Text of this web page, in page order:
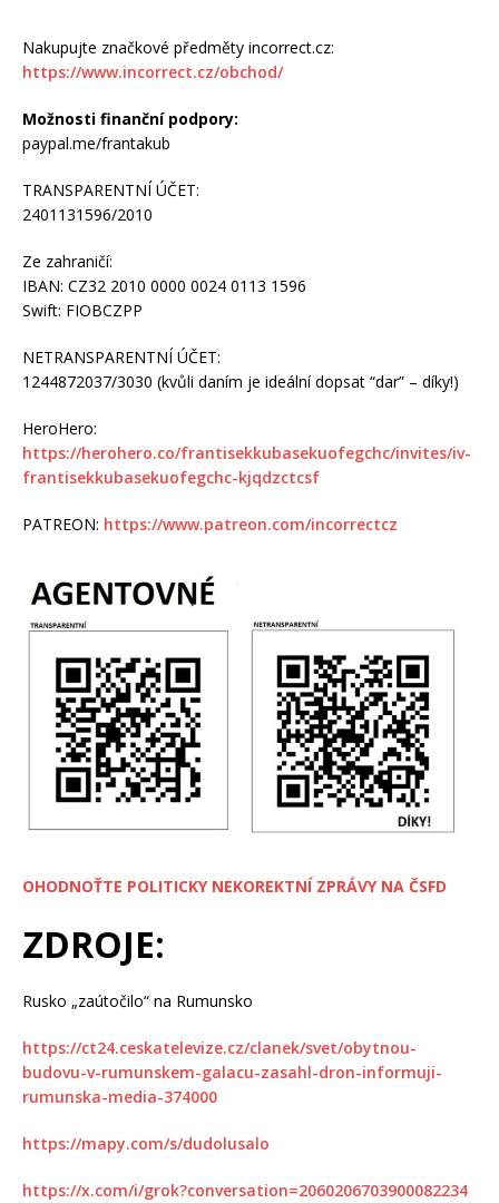
Nakupujte značkové předměty incorrect.cz:
https://www.incorrect.cz/obchod/
Možnosti finanční podpory:
paypal.me/frantakub
TRANSPARENTNÍ ÚČET:
2401131596/2010
Ze zahraničí:
IBAN: CZ32 2010 0000 0024 0113 1596
Swift: FIOBCZPP
NETRANSPARENTNÍ ÚČET:
1244872037/3030 (kvůli daním je ideální dopsat “dar” – díky!)
HeroHero:
https://herohero.co/frantisekkubasekuofegchc/invites/iv-
frantisekkubasekuofegchc-kjqdzctcsf
PATREON: https://www.patreon.com/incorrectcz
OHODNOŤTE POLITICKY NEKOREKTNÍ ZPRÁVY NA ČSFD
ZDROJE:
Rusko „zaútočilo“ na Rumunsko
https://ct24.ceskatelevize.cz/clanek/svet/obytnou-
budovu-v-rumunskem-galacu-zasahl-dron-informuji-
rumunska-media-374000
https://mapy.com/s/dudolusalo
https://x.com/i/grok?conversation=2060206703900082234